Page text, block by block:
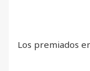
Los premiados